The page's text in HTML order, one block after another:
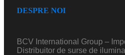
DESPRE NOI
BCV International Group –
Distribuitor de surse de